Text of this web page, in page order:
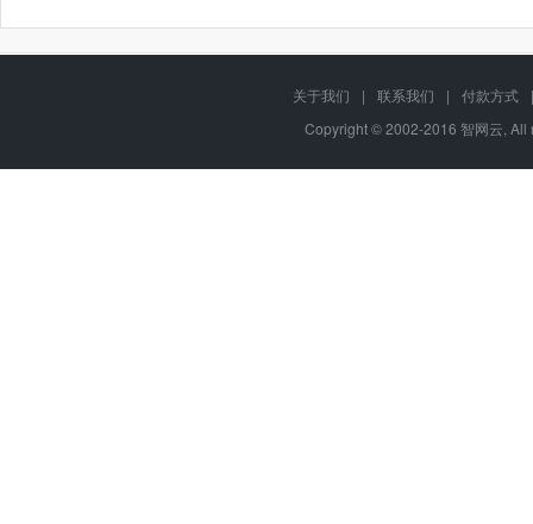
关于我们 | 联系我们 | 付款方式
|
Copyright © 2002-2016 智网云,